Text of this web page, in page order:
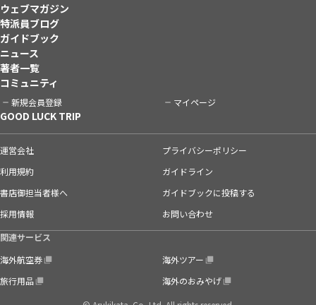
ウェブマガジン
特派員ブログ
ガイドブック
ニュース
著者一覧
コミュニティ
新規会員登録 マイページ
GOOD LUCK TRIP
運営会社
プライバシーポリシー
利用規約
ガイドライン
書店御担当者様へ
ガイドブックに投稿する
採用情報
お問い合わせ
関連サービス
海外航空券
海外ツアー
旅行用品
海外のおみやげ